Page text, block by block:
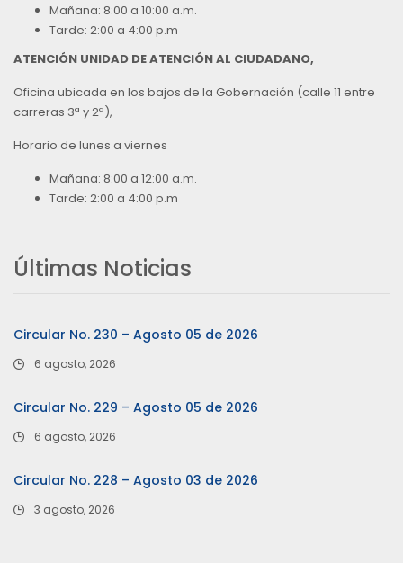
Mañana: 8:00 a 10:00 a.m.
Tarde: 2:00 a 4:00 p.m
ATENCIÓN UNIDAD DE ATENCIÓN AL CIUDADANO,
Oficina ubicada en los bajos de la Gobernación (calle 11 entre
carreras 3ª y 2ª),
Horario de lunes a viernes
Mañana: 8:00 a 12:00 a.m.
Tarde: 2:00 a 4:00 p.m
Últimas Noticias
Circular No. 230 – Agosto 05 de 2026
6 agosto, 2026
Circular No. 229 – Agosto 05 de 2026
6 agosto, 2026
Circular No. 228 – Agosto 03 de 2026
3 agosto, 2026